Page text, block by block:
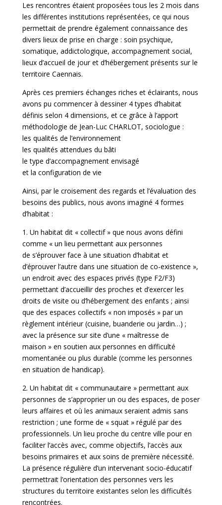
Les rencontres étaient proposées tous les 2 mois dans
les différentes institutions représentées, ce qui nous
permettait de prendre également connaissance des
divers lieux de prise en charge : soin psychique,
somatique, addictologique, accompagnement social,
lieux d’accueil de jour et d’hébergement présents sur le
territoire Caennais.
Après ces premiers échanges riches et éclairants, nous
avons pu commencer à dessiner 4 types d’habitat
définis selon 4 dimensions, et ce grâce à l’apport
méthodologie de Jean-Luc CHARLOT, sociologue :
les qualités de l’environnement
les qualités attendues du bâti
le type d’accompagnement envisagé
et la configuration de vie
Ainsi, par le croisement des regards et l’évaluation des
besoins des publics, nous avons imaginé 4 formes
d’habitat :
1. Un habitat dit « collectif » que nous avons défini
comme « un lieu permettant aux personnes
de s’éprouver face à une situation d’habitat et
d’éprouver l’autre dans une situation de co-existence »,
un endroit avec des espaces privés (type F2/F3)
permettant d’accueillir des proches et d’exercer les
droits de visite ou d’hébergement des enfants ; ainsi
que des espaces collectifs « non imposés » par un
règlement intérieur (cuisine, buanderie ou jardin…) ;
avec la présence sur site d’une « maîtresse de
maison » en soutien aux personnes en difficulté
momentanée ou plus durable (comme les personnes
en situation de handicap).
2. Un habitat dit « communautaire » permettant aux
personnes de s’approprier un ou des espaces, de poser
leurs affaires et où les animaux seraient admis sans
restriction ; une forme de « squat » régulé par des
professionnels. Un lieu proche du centre ville pour en
faciliter l’accès avec, comme objectifs, l’accès aux
besoins primaires et aux soins de première nécessité.
La présence régulière d’un intervenant socio-éducatif
permettrait l’orientation des personnes vers les
structures du territoire existantes selon les difficultés
rencontrées.